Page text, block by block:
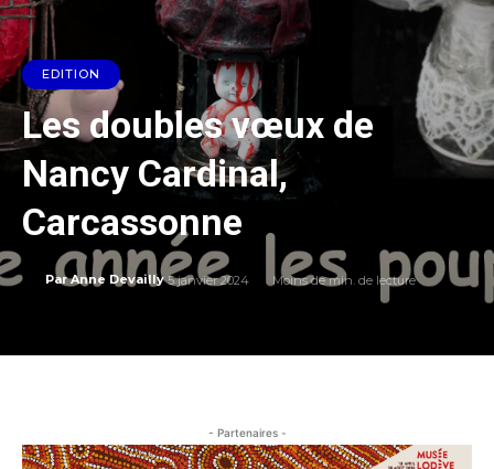
EDITION
Les doubles vœux de
Nancy Cardinal,
Carcassonne
Par Anne Devailly 5 janvier 2024 Moins demin. de lecture
- Partenaires -